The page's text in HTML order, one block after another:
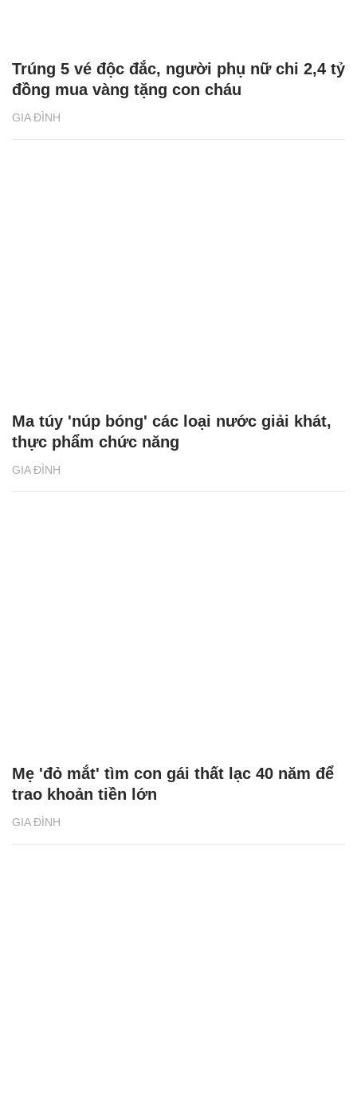
GIA ĐÌNH
Trúng 5 vé độc đắc, người phụ nữ chi 2,4 tỷ
đồng mua vàng tặng con cháu
GIA ĐÌNH
Ma túy 'núp bóng' các loại nước giải khát,
thực phẩm chức năng
GIA ĐÌNH
Mẹ 'đỏ mắt' tìm con gái thất lạc 40 năm để
trao khoản tiền lớn